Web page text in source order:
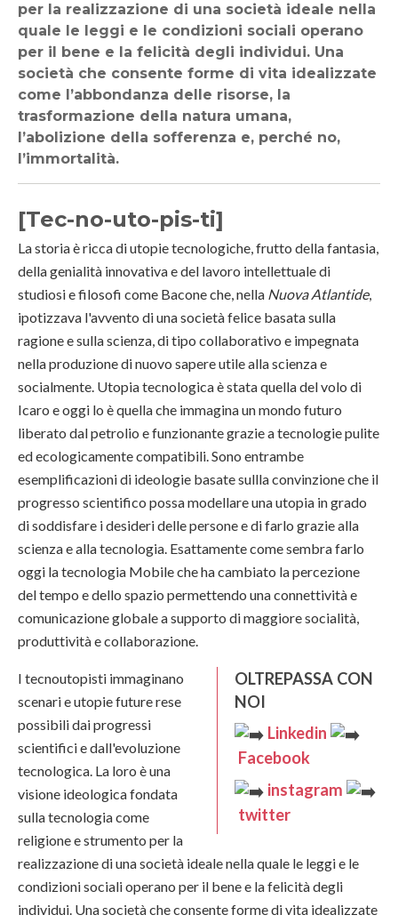
per la realizzazione di una società ideale nella
quale le leggi e le condizioni sociali operano
per il bene e la felicità degli individui. Una
società che consente forme di vita idealizzate
come l’abbondanza delle risorse, la
trasformazione della natura umana,
l’abolizione della sofferenza e, perché no,
l’immortalità.
[Tec-no-uto-pis-ti]
La storia è ricca di utopie tecnologiche, frutto della fantasia,
della genialità innovativa e del lavoro intellettuale di
studiosi e filosofi come Bacone che, nella Nuova Atlantide,
ipotizzava l'avvento di una società felice basata sulla
ragione e sulla scienza, di tipo collaborativo e impegnata
nella produzione di nuovo sapere utile alla scienza e
socialmente. Utopia tecnologica è stata quella del volo di
Icaro e oggi lo è quella che immagina un mondo futuro
liberato dal petrolio e funzionante grazie a tecnologie pulite
ed ecologicamente compatibili. Sono entrambe
esemplificazioni di ideologie basate sullla convinzione che il
progresso scientifico possa modellare una utopia in grado
di soddisfare i desideri delle persone e di farlo grazie alla
scienza e alla tecnologia. Esattamente come sembra farlo
oggi la tecnologia Mobile che ha cambiato la percezione
del tempo e dello spazio permettendo una connettività e
comunicazione globale a supporto di maggiore socialità,
produttività e collaborazione.
OLTREPASSA CON
NOI
Linkedin
Facebook
instagram
twitter
I tecnoutopisti immaginano
scenari e utopie future rese
possibili dai progressi
scientifici e dall'evoluzione
tecnologica. La loro è una
visione ideologica fondata
sulla tecnologia come
religione e strumento per la
realizzazione di una società ideale nella quale le leggi e le
condizioni sociali operano per il bene e la felicità degli
individui. Una società che consente forme di vita idealizzate